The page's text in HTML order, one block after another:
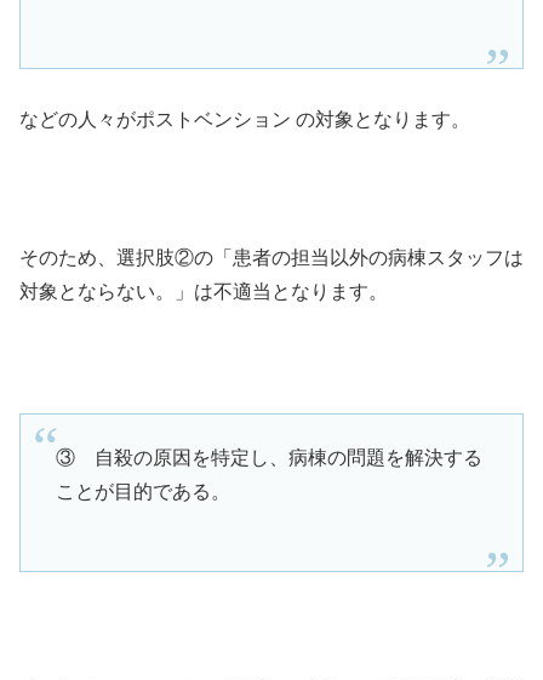
などの人々がポストベンション の対象となります。
そのため、選択肢②の「患者の担当以外の病棟スタッフは
対象とならない。」は不適当となります。
③ 自殺の原因を特定し、病棟の問題を解決する
ことが目的である。